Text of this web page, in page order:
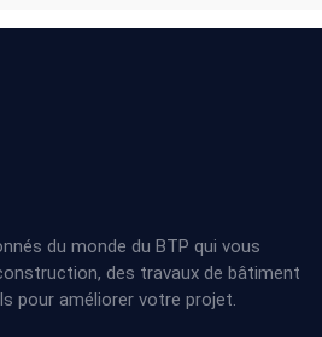
du monde du BTP qui vous
des travaux de bâtiment
pour améliorer votre projet.